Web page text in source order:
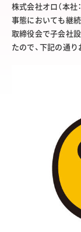
株式会社オロ（本社
事態においても継
取締役会で子会社
たので、下記の通り